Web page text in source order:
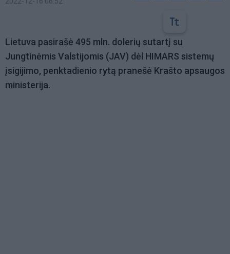
Lietuva pasirašė 495 mln. dolerių sutartį su
Jungtinėmis Valstijomis (JAV) dėl HIMARS sistemų
įsigijimo, penktadienio rytą pranešė Krašto apsaugos
ministerija.